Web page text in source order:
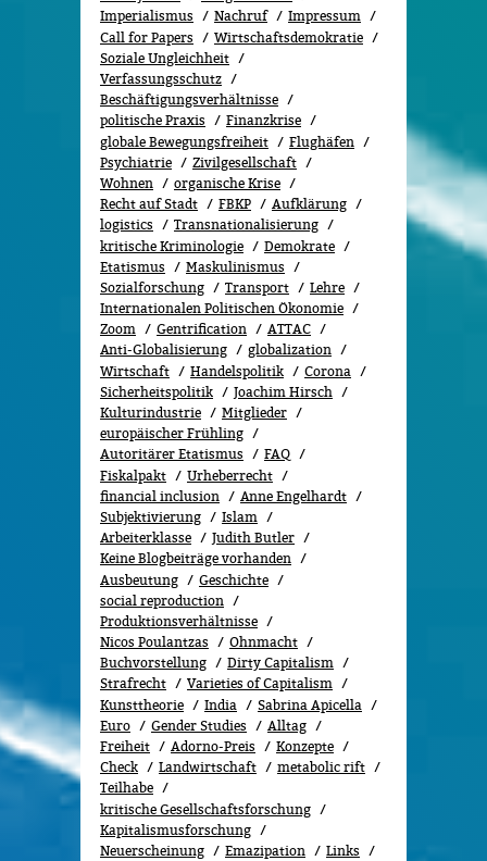
Imperialismus
Nachruf
Impressum
Call for Papers
Wirtschaftsdemokratie
Soziale Ungleichheit
Verfassungsschutz
Beschäftigungsverhältnisse
politische Praxis
Finanzkrise
globale Bewegungsfreiheit
Flughäfen
Psychiatrie
Zivilgesellschaft
Wohnen
organische Krise
Recht auf Stadt
FBKP
Aufklärung
logistics
Transnationalisierung
kritische Kriminologie
Demokrate
Etatismus
Maskulinismus
Sozialforschung
Transport
Lehre
Internationalen Politischen Ökonomie
Zoom
Gentrification
ATTAC
Anti-Globalisierung
globalization
Wirtschaft
Handelspolitik
Corona
Sicherheitspolitik
Joachim Hirsch
Kulturindustrie
Mitglieder
europäischer Frühling
Autoritärer Etatismus
FAQ
Fiskalpakt
Urheberrecht
financial inclusion
Anne Engelhardt
Subjektivierung
Islam
Arbeiterklasse
Judith Butler
Keine Blogbeiträge vorhanden
Ausbeutung
Geschichte
social reproduction
Produktionsverhältnisse
Nicos Poulantzas
Ohnmacht
Buchvorstellung
Dirty Capitalism
Strafrecht
Varieties of Capitalism
Kunsttheorie
India
Sabrina Apicella
Euro
Gender Studies
All­tag
Freiheit
Adorno-Preis
Konzepte
Check
Landwirtschaft
metabolic rift
Teilhabe
kritische Gesellschaftsforschung
Kapitalismusforschung
Neuerscheinung
Emazipation
Links